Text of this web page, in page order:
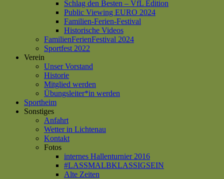
Schlag den Besten – VfL Edition
Public Viewing EURO 2024
Familien-Ferien-Festival
Historische Videos
FamilienFerienFestival 2024
Sportfest 2022
Verein
Unser Vorstand
Historie
Mitglied werden
Übungsleiter*in werden
Sportheim
Sonstiges
Anfahrt
Wetter in Lichtenau
Kontakt
Fotos
internes Hallenturnier 2016
#LASSMALBKLASSIGSEIN
Alte Zeiten